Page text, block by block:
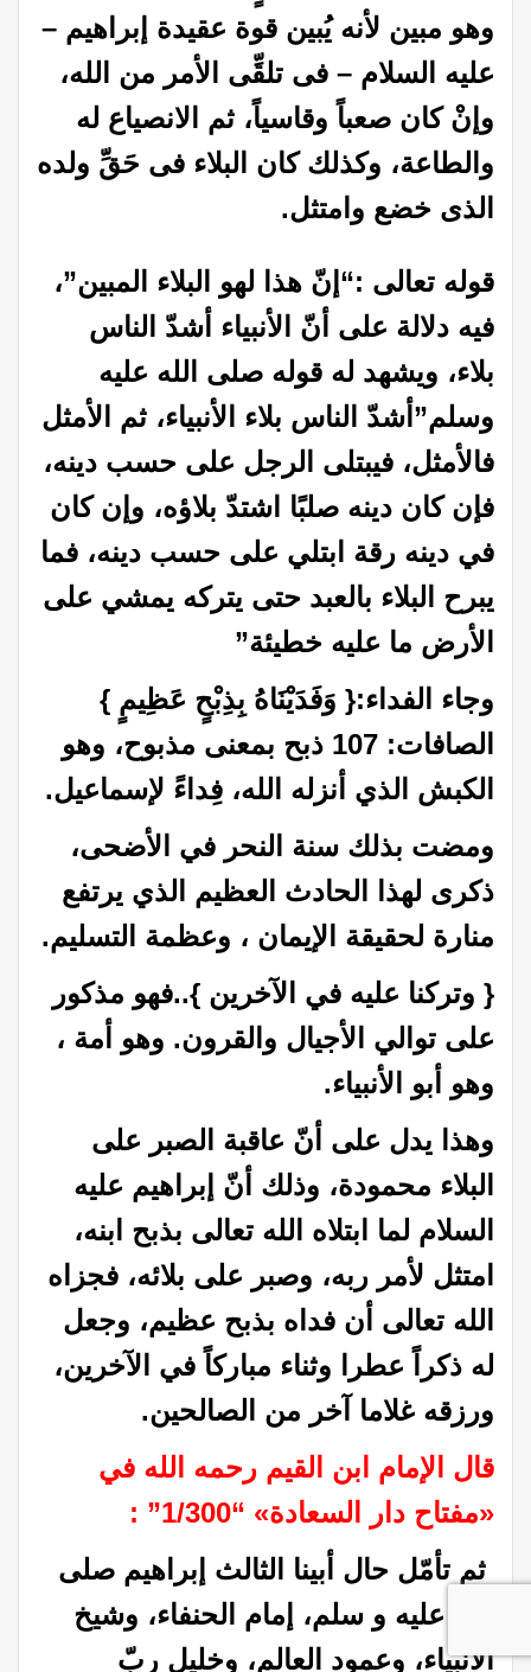
وهو مبين لأنه يُبين قوة عقيدة إبراهيم –
عليه السلام – فى تلقِّى الأمر من الله،
وإنْ كان صعباً وقاسياً، ثم الانصياع له
والطاعة، وكذلك كان البلاء فى حَقِّ ولده
الذى خضع وامتثل.
قوله تعالى :“إنّ هذا لهو البلاء المبين”،
فيه دلالة على أنّ الأنبياء أشدّ الناس
بلاء، ويشهد له قوله صلى الله عليه
وسلم”أشدّ الناس بلاء الأنبياء، ثم الأمثل
فالأمثل، فيبتلى الرجل على حسب دينه،
فإن كان دينه صلبًا اشتدّ بلاؤه، وإن كان
في دينه رقة ابتلي على حسب دينه، فما
يبرح البلاء بالعبد حتى يتركه يمشي على
الأرض ما عليه خطيئة”
وجاء الفداء:{ وَفَدَيْنَاهُ بِذِبْحٍ عَظِيمٍ }
الصافات: 107 ذبح بمعنى مذبوح، وهو
الكبش الذي أنزله الله، فِداءً لإسماعيل.
ومضت بذلك سنة النحر في الأضحى،
ذكرى لهذا الحادث العظيم الذي يرتفع
منارة لحقيقة الإيمان ، وعظمة التسليم.
{ وتركنا عليه في الآخرين }..فهو مذكور
على توالي الأجيال والقرون. وهو أمة ،
وهو أبو الأنبياء.
وهذا يدل على أنّ عاقبة الصبر على
البلاء محمودة، وذلك أنّ إبراهيم عليه
السلام لما ابتلاه الله تعالى بذبح ابنه،
امتثل لأمر ربه، وصبر على بلائه، فجزاه
الله تعالى أن فداه بذبح عظيم، وجعل
له ذكراً عطرا وثناء مباركاً في الآخرين،
ورزقه غلاما آخر من الصالحين.
قال الإمام ابن القيم رحمه الله في
«مفتاح دار السعادة» “1/300”
:
ثم تأمّل حال أبينا الثالث إبراهيم صلى
الله عليه و سلم، إمام الحنفاء، وشيخ
الأنبياء، وعمود العالم، وخليل ربّ